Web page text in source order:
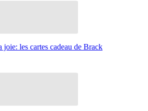
joie: les cartes cadeau de Brack